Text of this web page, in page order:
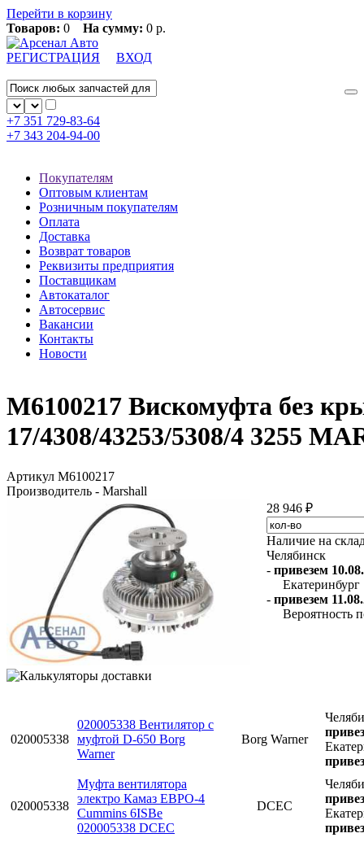
Перейти в корзину
Товаров: 0 На сумму: 0 р.
РЕГИСТРАЦИЯ ВХОД
+7 351 729-83-64
+7 343 204-94-00
Покупателям
Оптовым клиентам
Розничным покупателям
Оплата
Доставка
Возврат товаров
Реквизиты предприятия
Поставщикам
Автокаталог
Автосервис
Вакансии
Контакты
Новости
M6100217 Вискомуфта без
17/4308/43253/5308/4 3255
Артикул M6100217
Производитель - Marshall
28 946 ₽
Наличие на
Челябинск
- привезем
Екатеринбург
- привезем
Вероятность
020005338
020005338 Вентилятор с
муфтой D-650 Borg
Warner
Borg Warner
020005338
Муфта вентилятора
электро Камаз ЕВРО-4
Cummins 6ISBe
020005338 DCEC
DCEC